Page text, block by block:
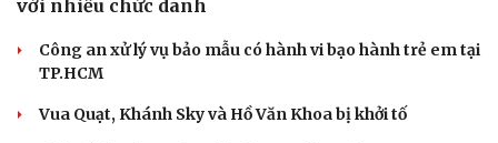
với nhiều chức danh
Công an xử lý vụ bảo mẫu có hành vi bạo hành trẻ em tại
TP.HCM
Vua Quạt, Khánh Sky và Hồ Văn Khoa bị khởi tố